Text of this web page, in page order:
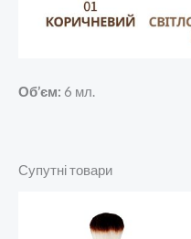
Об’єм: 6 мл.
Супутні товари